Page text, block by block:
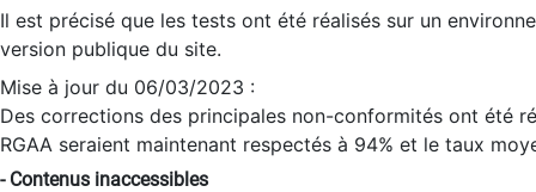
Il est précisé que les tests ont été réalisés sur un
version publique du site.
Mise à jour du 06/03/2023 :
Des corrections des principales non-conformités ont été
RGAA seraient maintenant respectés à 94% et le taux
- Contenus inaccessibles